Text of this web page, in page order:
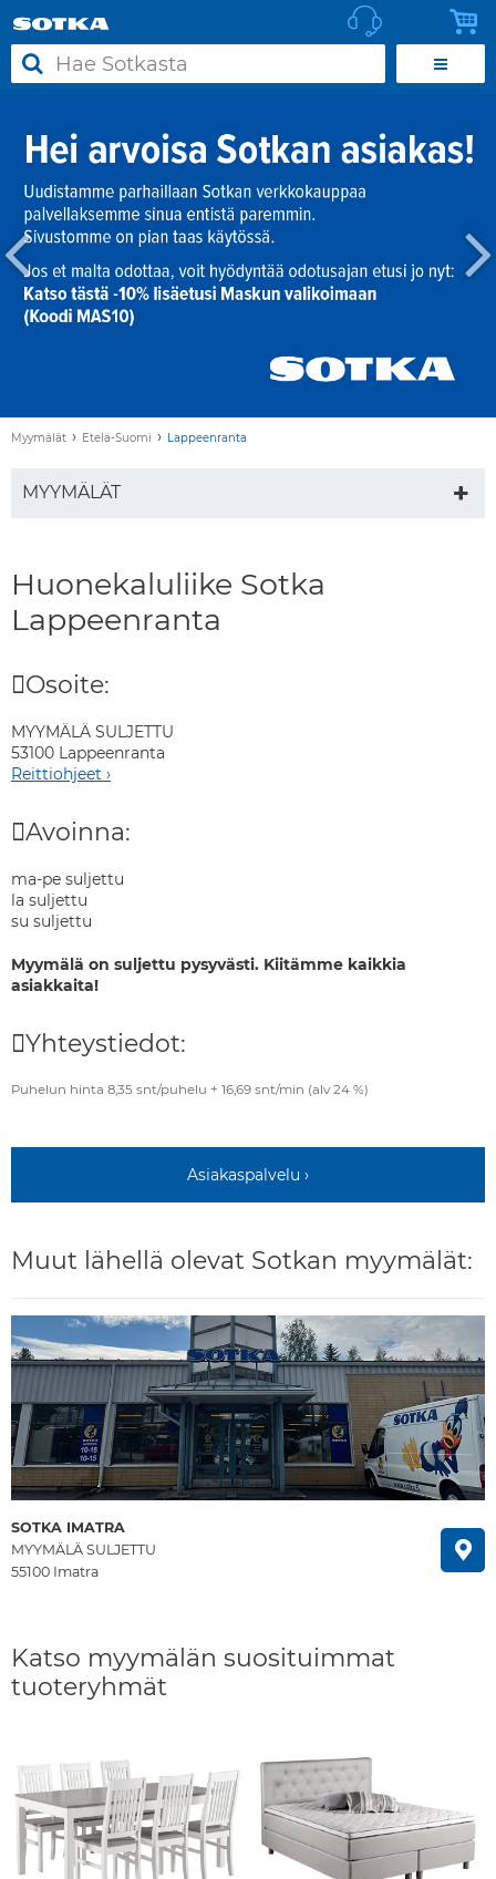
Myymälät › Etelä-Suomi › Lappeenranta
MYYMÄLÄT
Huonekaluliike Sotka
Lappeenranta
Osoite:
MYYMÄLÄ SULJETTU
53100 Lappeenranta
Reittiohjeet ›
Avoinna:
ma-pe suljettu
la suljettu
su suljettu
Myymälä on suljettu pysyvästi. Kiitämme kaikkia
asiakkaita!
Yhteystiedot:
Puhelun hinta 8,35 snt/puhelu + 16,69 snt/min (alv 24 %)
Asiakaspalvelu ›
Muut lähellä olevat Sotkan myymälät:
SOTKA IMATRA
MYYMÄLÄ SULJETTU
55100 Imatra
Katso myymälän suosituimmat
tuoteryhmät